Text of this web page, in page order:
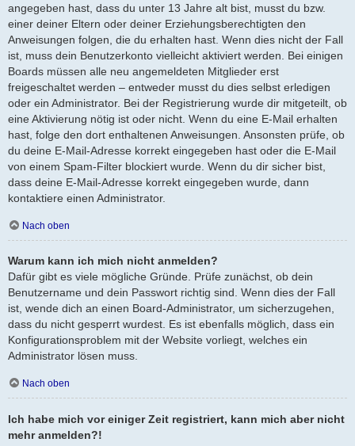
angegeben hast, dass du unter 13 Jahre alt bist, musst du bzw.
einer deiner Eltern oder deiner Erziehungsberechtigten den
Anweisungen folgen, die du erhalten hast. Wenn dies nicht der Fall
ist, muss dein Benutzerkonto vielleicht aktiviert werden. Bei einigen
Boards müssen alle neu angemeldeten Mitglieder erst
freigeschaltet werden – entweder musst du dies selbst erledigen
oder ein Administrator. Bei der Registrierung wurde dir mitgeteilt, ob
eine Aktivierung nötig ist oder nicht. Wenn du eine E-Mail erhalten
hast, folge den dort enthaltenen Anweisungen. Ansonsten prüfe, ob
du deine E-Mail-Adresse korrekt eingegeben hast oder die E-Mail
von einem Spam-Filter blockiert wurde. Wenn du dir sicher bist,
dass deine E-Mail-Adresse korrekt eingegeben wurde, dann
kontaktiere einen Administrator.
Nach oben
Warum kann ich mich nicht anmelden?
Dafür gibt es viele mögliche Gründe. Prüfe zunächst, ob dein
Benutzername und dein Passwort richtig sind. Wenn dies der Fall
ist, wende dich an einen Board-Administrator, um sicherzugehen,
dass du nicht gesperrt wurdest. Es ist ebenfalls möglich, dass ein
Konfigurationsproblem mit der Website vorliegt, welches ein
Administrator lösen muss.
Nach oben
Ich habe mich vor einiger Zeit registriert, kann mich aber nicht
mehr anmelden?!